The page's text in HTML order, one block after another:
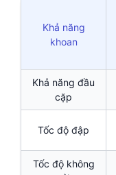
Khả năng
khoan
Khả năng đầu
cặp
Tốc độ đập
Tốc độ không